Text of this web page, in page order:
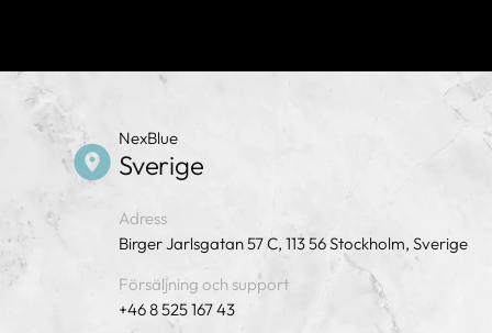
NexBlue
Sverige
Adress
Birger Jarlsgatan 57 C, 113 56 Stockholm, Sverige
Försäljning och support
+46 8 525 167 43